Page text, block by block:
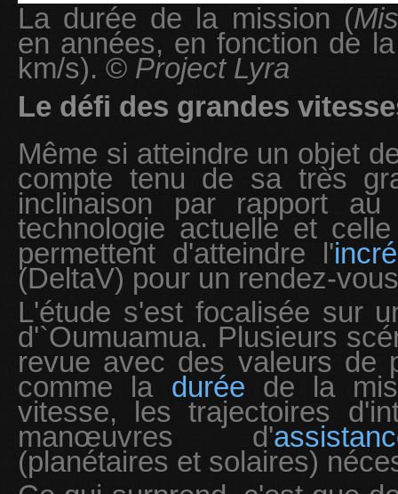
La durée de la mission (
en années, en fonction de
km/s). © Project Lyra
Le défi des grandes
Même si atteindre un objet
compte tenu de sa très
inclinaison par rapport
technologie actuelle et
permettent d'atteindre l'
(DeltaV) pour un rendez-
L'étude s'est focalisée sur
d'`Oumuamua. Plusieurs
revue avec des valeurs de
comme la durée de la
vitesse, les trajectoires
manœuvres d'
(planétaires et solaires)